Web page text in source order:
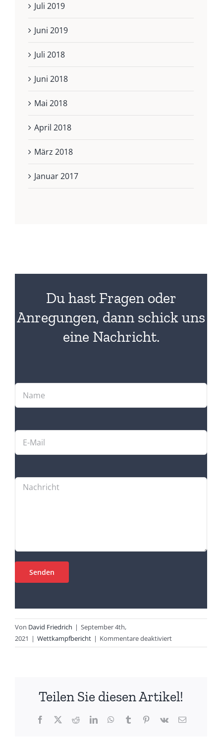
Juli 2019
Juni 2019
Juli 2018
Juni 2018
Mai 2018
April 2018
März 2018
Januar 2017
Du hast Fragen oder
Anregungen, dann schick uns
eine Nachricht.
Von David Friedrich | September 4th,
2021 | Wettkampfbericht | Kommentare deaktiviertfür
Leon
der
Teilen Sie diesen Artikel!
Facebook
X RedditLinkedInWhatsApp
TumblrPinterest
Vk
E-